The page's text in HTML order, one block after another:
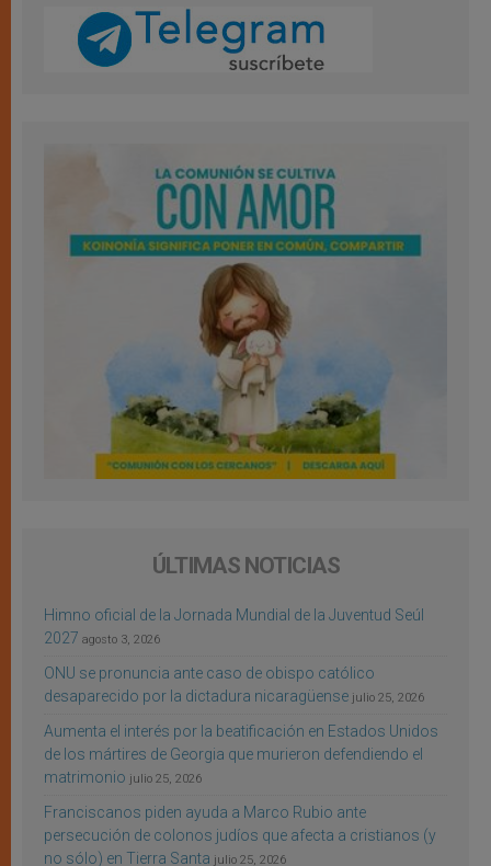
ÚLTIMAS NOTICIAS
Himno oficial de la Jornada Mundial de la Juventud Seúl
2027 agosto 3, 2026
ONU se pronuncia ante caso de obispo católico
desaparecido por la dictadura nicaragüense julio 25, 2026
Aumenta el interés por la beatificación en Estados Unidos
de los mártires de Georgia que murieron defendiendo el
matrimonio julio 25, 2026
Franciscanos piden ayuda a Marco Rubio ante
persecución de colonos judíos que afecta a cristianos (y
no sólo) en Tierra Santa julio 25, 2026